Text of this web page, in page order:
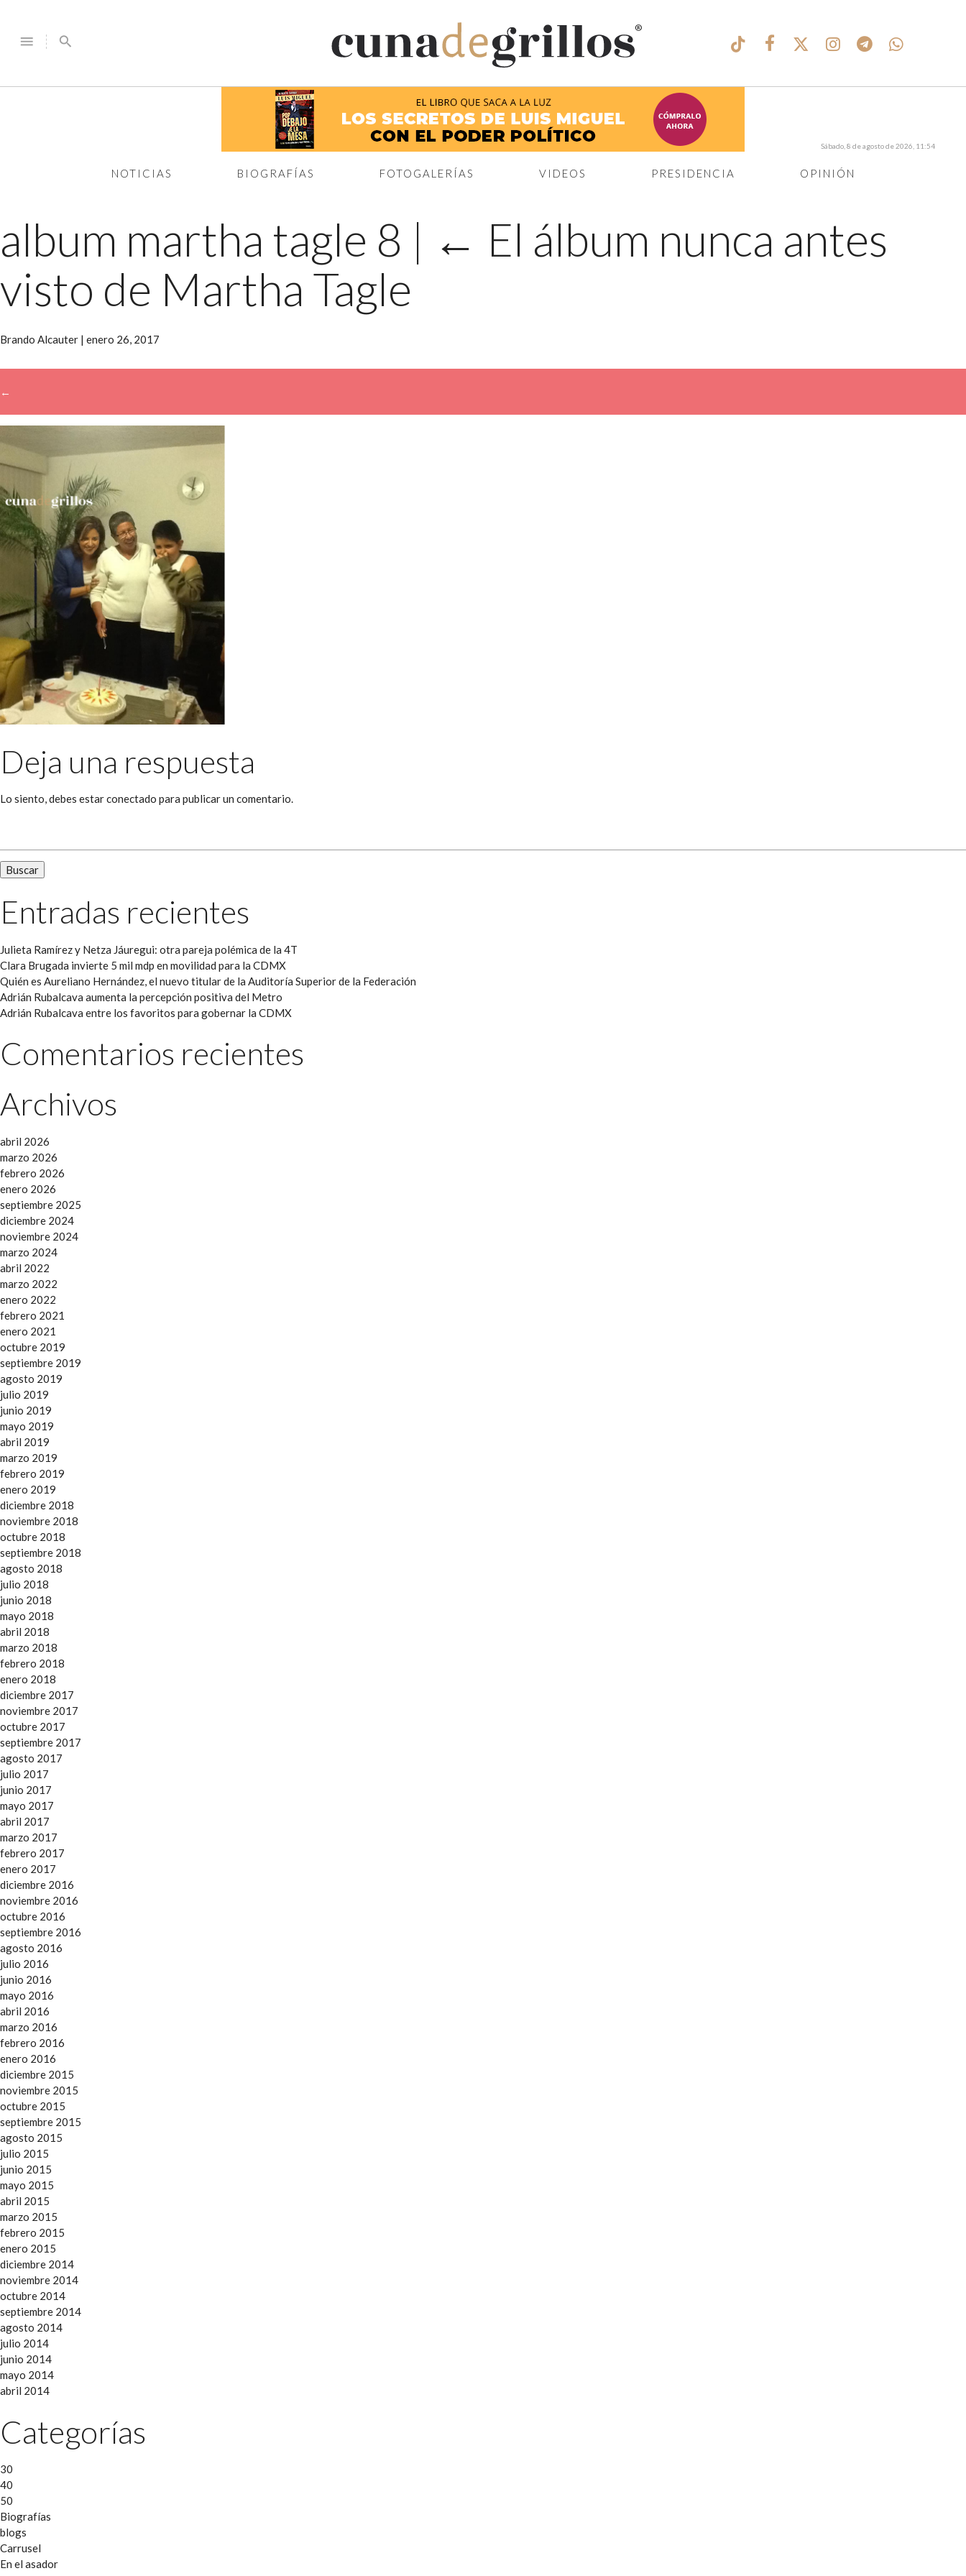
menu search
®
NOTICIAS BIOGRAFÍAS FOTOGALERÍAS VIDEOS PRESIDENCIA OPINIÓN
Sábado, 8 de agosto de 2026, 11:54
album martha tagle 8 | ← El álbum nunca antes
visto de Martha Tagle
Brando Alcauter | enero 26, 2017
←
Deja una respuesta
Lo siento, debes estarconectado para publicar un comentario.
Entradas recientes
Julieta Ramírez y Netza Jáuregui: otra pareja polémica de la 4T
Clara Brugada invierte 5 mil mdp en movilidad para la CDMX
Quién es Aureliano Hernández, el nuevo titular de la Auditoría Superior de la Federación
Adrián Rubalcava aumenta la percepción positiva del Metro
Adrián Rubalcava entre los favoritos para gobernar la CDMX
Comentarios recientes
Archivos
abril 2026
marzo 2026
febrero 2026
enero 2026
septiembre 2025
diciembre 2024
noviembre 2024
marzo 2024
abril 2022
marzo 2022
enero 2022
febrero 2021
enero 2021
octubre 2019
septiembre 2019
agosto 2019
julio 2019
junio 2019
mayo 2019
abril 2019
marzo 2019
febrero 2019
enero 2019
diciembre 2018
noviembre 2018
octubre 2018
septiembre 2018
agosto 2018
julio 2018
junio 2018
mayo 2018
abril 2018
marzo 2018
febrero 2018
enero 2018
diciembre 2017
noviembre 2017
octubre 2017
septiembre 2017
agosto 2017
julio 2017
junio 2017
mayo 2017
abril 2017
marzo 2017
febrero 2017
enero 2017
diciembre 2016
noviembre 2016
octubre 2016
septiembre 2016
agosto 2016
julio 2016
junio 2016
mayo 2016
abril 2016
marzo 2016
febrero 2016
enero 2016
diciembre 2015
noviembre 2015
octubre 2015
septiembre 2015
agosto 2015
julio 2015
junio 2015
mayo 2015
abril 2015
marzo 2015
febrero 2015
enero 2015
diciembre 2014
noviembre 2014
octubre 2014
septiembre 2014
agosto 2014
julio 2014
junio 2014
mayo 2014
abril 2014
Categorías
30
40
50
Biografías
blogs
Carrusel
En el asador